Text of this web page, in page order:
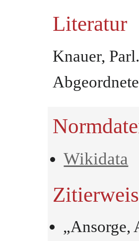
Literatur
Knauer,
Wikidata